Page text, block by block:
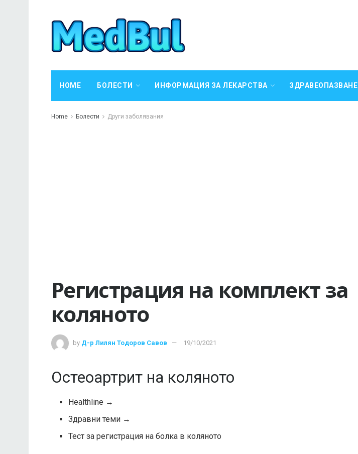
HOME БОЛЕСТИ ИНФОРМАЦИЯ ЗА ЛЕКАРСТВА ЗДРАВЕОПАЗВАНЕ
Home Болести Други заболявания
Регистрация на комплект за
коляното
by Д-р Лилян Тодоров Савов 19/10/2021
Остеоартрит на коляното
Healthline →
Здравни теми →
Тест за регистрация на болка в коляното